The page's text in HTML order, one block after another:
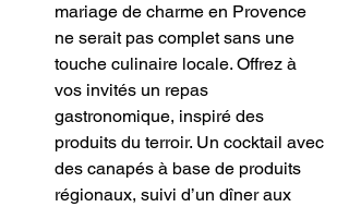
mariage de charme en Provence
ne serait pas complet sans une
touche culinaire locale. Offrez à
vos invités un repas
gastronomique, inspiré des
produits du terroir. Un cocktail avec
des canapés à base de produits
régionaux, suivi d’un dîner aux